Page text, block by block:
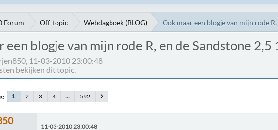
Forum Off-topic Webdagboek (BLOG) Ook maar een blogje van mijn rode
een blogje van mijn rode R, en de Sandstone 2,5
11-03-2010 23:00:48
bekijken dit topic.
1 2 3 4 ... 592
11-03-2010 23:00:48